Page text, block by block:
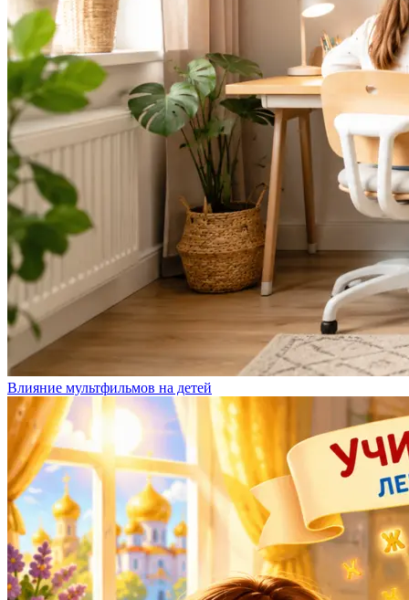
Влияние мультфильмов на детей